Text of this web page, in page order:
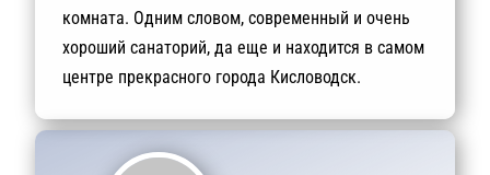
комната. Одним словом, современный и очень
хороший санаторий, да еще и находится в самом
центре прекрасного города Кисловодск.